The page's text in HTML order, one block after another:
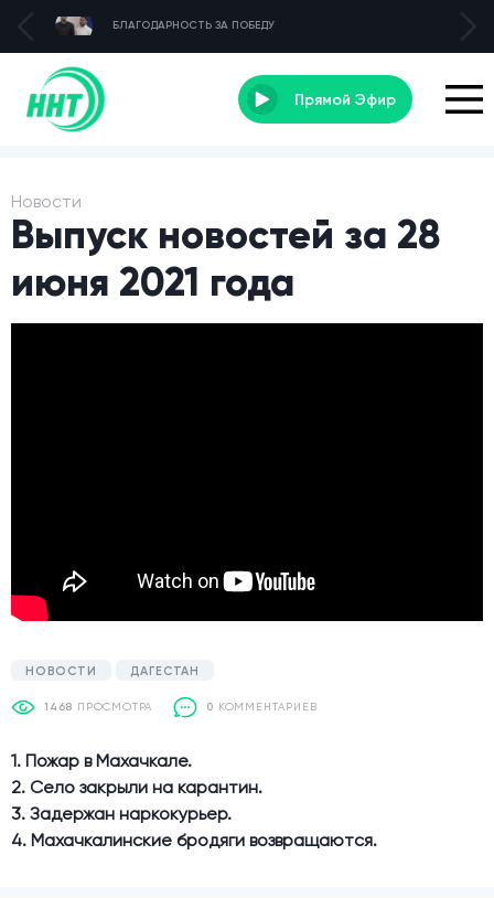
БЛАГОДАРНОСТЬ ЗА ПОБЕДУ
Прямой Эфир
Новости
Выпуск новостей за 28
июня 2021 года
НОВОСТИ ДАГЕСТАН
1468 ПРОСМОТРА 0 КОММЕНТАРИЕВ
1. Пожар в Махачкале.
2. Село закрыли на карантин.
3. Задержан наркокурьер.
4. Махачкалинские бродяги возвращаются.